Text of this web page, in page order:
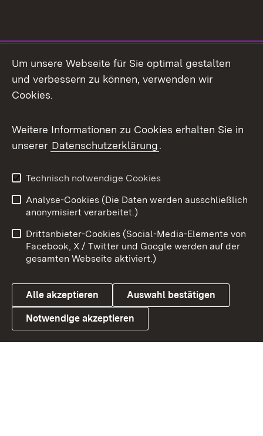
Facebook
X / Twitter
Youtube
Link zum Landesportal
Impressum
Kontakt
Barrierefreiheit
Datenschutz
Cookies
Um unsere Webseite für Sie optimal gestalten
und verbessern zu können, verwenden wir
Cookies.
Weitere Informationen zu Cookies erhalten Sie in
unserer Datenschutzerklärung.
Technisch notwendige Cookies
Analyse-Cookies (Die Daten werden ausschließlich
anonymisiert verarbeitet.)
Drittanbieter-Cookies (Social-Media-Elemente von
Facebook, X / Twitter und Google werden auf der
gesamten Webseite aktiviert.)
Alle akzeptieren Auswahl bestätigen
Notwendige akzeptieren